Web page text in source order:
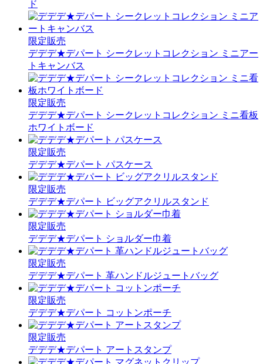
ド
限定販売
デデデ★デパート シークレットコレクション ミニアー
トキャンバス
限定販売
デデデ★デパート シークレットコレクション ミニ看板
ホワイトボード
限定販売
デデデ★デパート パスケース
限定販売
デデデ★デパート ビッグアクリルスタンド
限定販売
デデデ★デパート ショルダー巾着
限定販売
デデデ★デパート 革ハンドルジュートバッグ
限定販売
デデデ★デパート コットンポーチ
限定販売
デデデ★デパート アートスタンプ